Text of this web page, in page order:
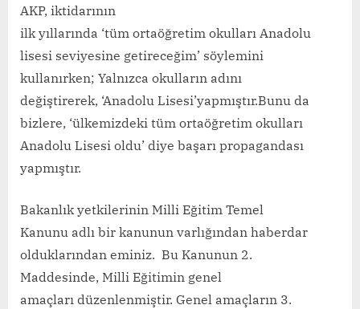
AKP, iktidarının
ilk yıllarında ‘tüm ortaöğretim okulları Anadolu
lisesi seviyesine getireceğim’ söylemini
kullanırken; Yalnızca okulların adını
değiştirerek, ‘Anadolu Lisesi’yapmıştır.Bunu da
bizlere, ‘ülkemizdeki tüm ortaöğretim okulları
Anadolu Lisesi oldu’ diye başarı propagandası
yapmıştır.
Bakanlık yetkilerinin Milli Eğitim Temel
Kanunu adlı bir kanunun varlığından haberdar
olduklarından eminiz. Bu Kanunun 2.
Maddesinde, Milli Eğitimin genel
amaçları düzenlenmiştir. Genel amaçların 3.